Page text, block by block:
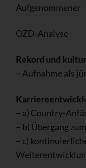
Aufgenommener
OZD-Analyse
Rekord und
– Aufnahme als
– a) Country-
– b) Übergang
– c)